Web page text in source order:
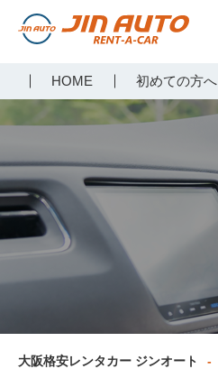
らジンオートレンタカー
HOME 初めての方へ
大阪格安レンタカー ジンオート